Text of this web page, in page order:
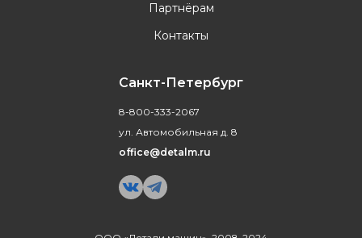
Партнёрам
Контакты
Санкт-Петербург
8-800-333-2067
ул. Автомобильная д. 8
office@detalm.ru